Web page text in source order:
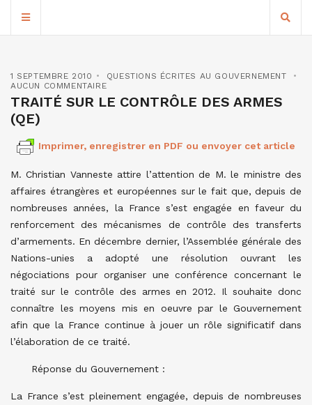
1 SEPTEMBRE 2010
QUESTIONS ÉCRITES AU GOUVERNEMENT
AUCUN COMMENTAIRE
TRAITÉ SUR LE CONTRÔLE DES ARMES
(QE)
Imprimer, enregistrer en PDF ou envoyer cet article
M. Christian Vanneste attire l’attention de M. le ministre des
affaires étrangères et européennes sur le fait que, depuis de
nombreuses années, la France s’est engagée en faveur du
renforcement des mécanismes de contrôle des transferts
d’armements. En décembre dernier, l’Assemblée générale des
Nations-unies a adopté une résolution ouvrant les
négociations pour organiser une conférence concernant le
traité sur le contrôle des armes en 2012. Il souhaite donc
connaître les moyens mis en oeuvre par le Gouvernement
afin que la France continue à jouer un rôle significatif dans
l’élaboration de ce traité.
Réponse du Gouvernement :
La France s’est pleinement engagée, depuis de nombreuses